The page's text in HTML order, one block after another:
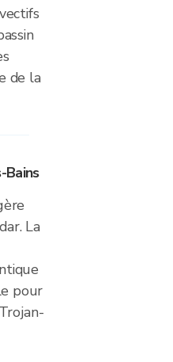
de la
Bains
La
pour